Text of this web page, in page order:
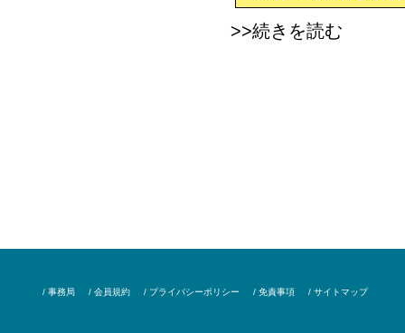
>>続きを読む
/ 事務局 / 会員規約 / プライバシーポリシー / 免責事項 / サイトマップ